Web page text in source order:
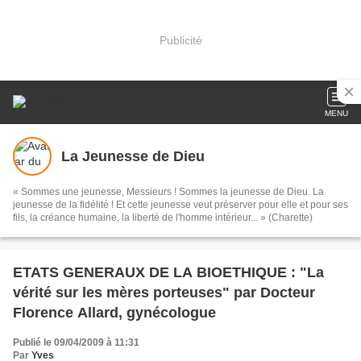
Publicité
MENU
La Jeunesse de Dieu
« Sommes une jeunesse, Messieurs ! Sommes la jeunesse de Dieu. La
jeunesse de la fidélité ! Et cette jeunesse veut préserver pour elle et pour ses
fils, la créance humaine, la liberté de l'homme intérieur... » (Charette)
ETATS GENERAUX DE LA BIOETHIQUE : "La
vérité sur les mères porteuses" par Docteur
Florence Allard, gynécologue
Publié le 09/04/2009 à 11:31
Par Yves